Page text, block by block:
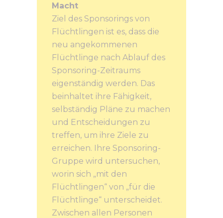
Macht
Ziel des Sponsorings von
Flüchtlingen ist es, dass die
neu angekommenen
Flüchtlinge nach Ablauf des
Sponsoring-Zeitraums
eigenständig werden. Das
beinhaltet ihre Fähigkeit,
selbständig Pläne zu machen
und Entscheidungen zu
treffen, um ihre Ziele zu
erreichen. Ihre Sponsoring-
Gruppe wird untersuchen,
worin sich „mit den
Flüchtlingen“ von „für die
Flüchtlinge“ unterscheidet.
Zwischen allen Personen